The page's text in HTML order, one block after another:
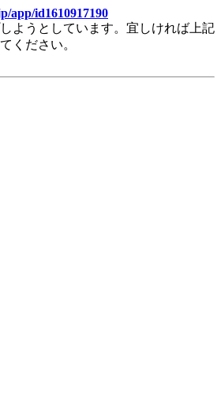
app/id1610917190
ようとしています。宜しければ上記
ください。